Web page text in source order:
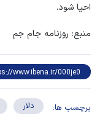
احیا شود.
منبع: روزنامه جام جم
برچسب ها: دلار